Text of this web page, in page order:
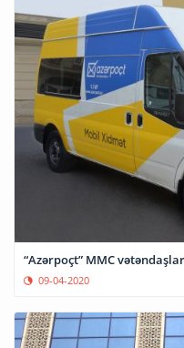
“Azərpoçt” MMC
09-04-2020